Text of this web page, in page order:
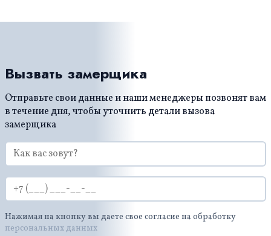
Вызвать замерщика
Отправьте свои данные и наши менеджеры позвонят вам
в течение дня, чтобы уточнить детали вызова
замерщика
Нажимая на кнопку вы даете свое согласие на обработку
персональных данных